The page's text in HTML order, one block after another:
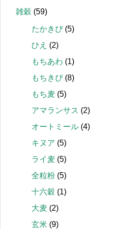
雑穀 (59)
たかきび(5)
ひえ (2)
もちあわ (1)
もちきび(8)
もち麦 (5)
アマランサス (2)
オートミール (4)
キヌア (5)
ライ麦 (5)
全粒粉 (5)
十六穀 (1)
大麦 (2)
玄米 (9)